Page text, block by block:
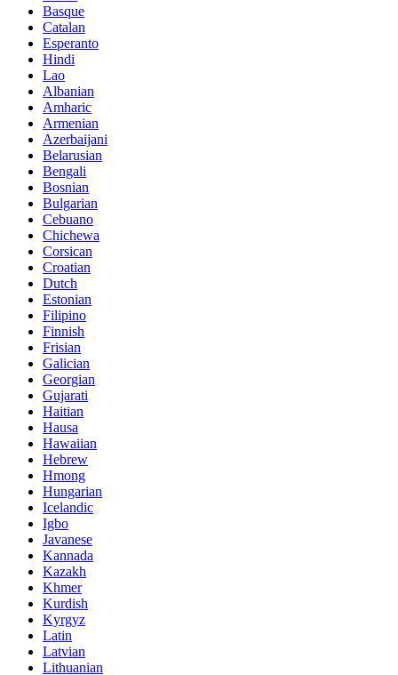
Basque
Catalan
Esperanto
Hindi
Lao
Albanian
Amharic
Armenian
Azerbaijani
Belarusian
Bengali
Bosnian
Bulgarian
Cebuano
Chichewa
Corsican
Croatian
Dutch
Estonian
Filipino
Finnish
Frisian
Galician
Georgian
Gujarati
Haitian
Hausa
Hawaiian
Hebrew
Hmong
Hungarian
Icelandic
Igbo
Javanese
Kannada
Kazakh
Khmer
Kurdish
Kyrgyz
Latin
Latvian
Lithuanian